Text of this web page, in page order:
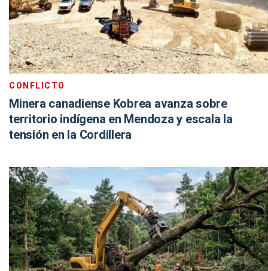
CONFLICTO
Minera canadiense Kobrea avanza sobre
territorio indígena en Mendoza y escala la
tensión en la Cordillera